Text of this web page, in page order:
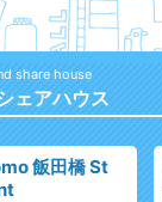
ェアハウス
飯田橋 St